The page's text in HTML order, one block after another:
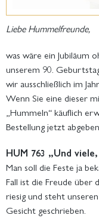
Liebe Hummelfreunde,
was wäre ein Jubiläum
unserem 90.
wir ausschließlich im
Wenn Sie eine dieser
„Hummeln“ käuflich
Bestellung jetzt
HUM 763 „Und
Man soll die Feste ja
Fall ist die Freude über
riesig und steht
Gesicht geschrieben.